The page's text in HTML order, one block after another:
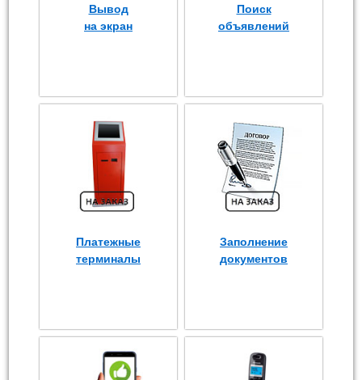
Вывод
на экран
Поиск
объявлений
Платежные
терминалы
Заполнение
документов